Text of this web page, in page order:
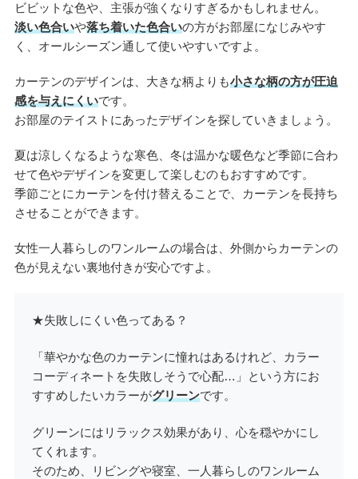
ビビットな色や、主張が強くなりすぎるかもしれません。
淡い色合いや落ち着いた色合いの方がお部屋になじみやす
く、オールシーズン通して使いやすいですよ。
カーテンのデザインは、大きな柄よりも小さな柄の方が圧迫
感を与えにくいです。
お部屋のテイストにあったデザインを探していきましょう。
夏は涼しくなるような寒色、冬は温かな暖色など季節に合わ
せて色やデザインを変更して楽しむのもおすすめです。
季節ごとにカーテンを付け替えることで、カーテンを長持ち
させることができます。
女性一人暮らしのワンルームの場合は、外側からカーテンの
色が見えない裏地付きが安心ですよ。
★失敗しにくい色ってある？
「華やかな色のカーテンに憧れはあるけれど、カラー
コーディネートを失敗しそうで心配…」という方にお
すすめしたいカラーがグリーンです。
グリーンにはリラックス効果があり、心を穏やかにし
てくれます。
そのため、リビングや寝室、一人暮らしのワンルーム